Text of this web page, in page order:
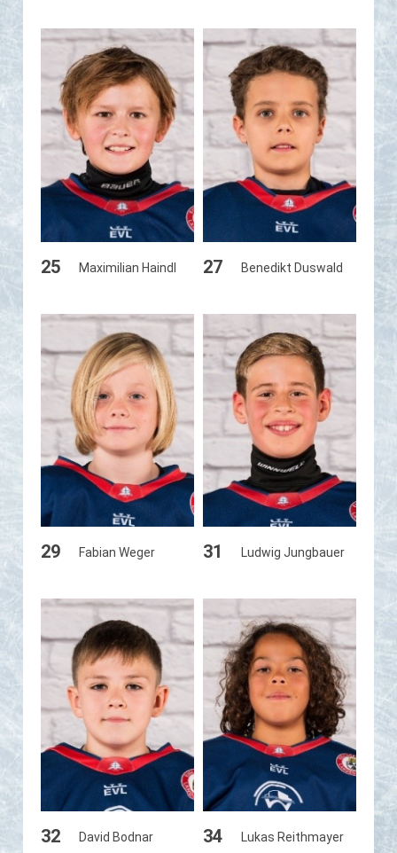
25 Maximilian Haindl 27 Benedikt Duswald
29 Fabian Weger 31 Ludwig Jungbauer
32 David Bodnar 34 Lukas Reithmayer